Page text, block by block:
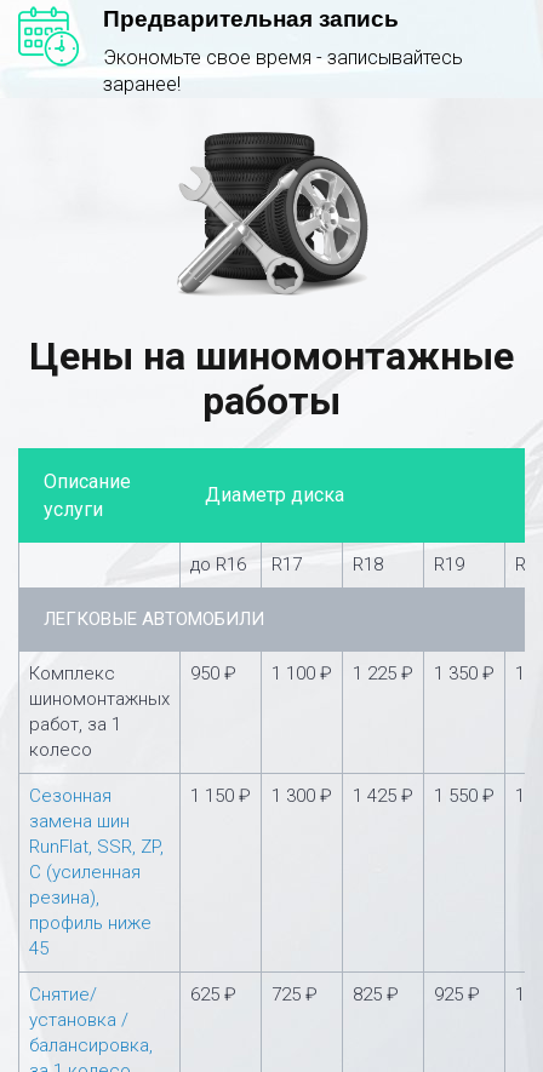
Предварительная запись
Экономьте свое время - записывайтесь
заранее!
Цены на шиномонтажные
работы
Описание
услуги
Диаметр диска
до R16 R17 R18 R19
ЛЕГКОВЫЕ АВТОМОБИЛИ
Комплекс
шиномонтажных
работ, за 1
колесо
950 ₽ 1 100 ₽ 1 225 ₽ 1 350 ₽ 1
Сезонная
замена шин
RunFlat, SSR, ZP,
С (усиленная
резина),
профиль ниже
45
1 150 ₽ 1 300 ₽ 1 425 ₽ 1 550 ₽ 1
Снятие/
установка /
балансировка,
625 ₽ 725 ₽ 825 ₽ 925 ₽ 1